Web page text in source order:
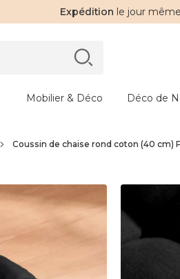
Expédition le jour
Mobilier & Déco Déco de
Coussin de chaise rond coton (40 cm)